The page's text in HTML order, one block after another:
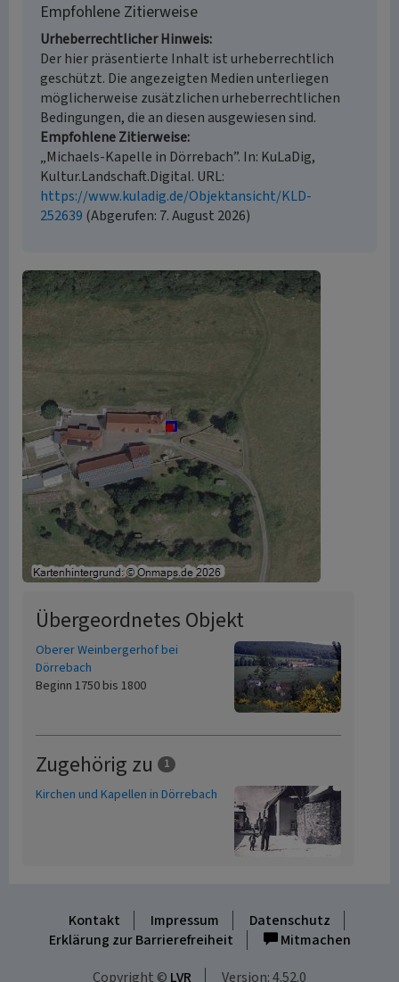
Empfohlene Zitierweise
Urheberrechtlicher Hinweis
Der hier präsentierte Inhalt ist urheberrechtlich
geschützt. Die angezeigten Medien unterliegen
möglicherweise zusätzlichen urheberrechtlichen
Bedingungen, die an diesen ausgewiesen sind.
Empfohlene Zitierweise
„Michaels-Kapelle in Dörrebach”. In: KuLaDig,
Kultur.Landschaft.Digital. URL:
https://www.kuladig.de/Objektansicht/KLD-
252639 (Abgerufen: 7. August 2026)
Übergeordnetes Objekt
Oberer Weinbergerhof bei
Dörrebach
Beginn 1750 bis 1800
Zugehörig zu 1
Kirchen und Kapellen in Dörrebach
Kontakt Impressum
Datenschutz
Erklärung zur Barrierefreiheit
Mitmachen
Copyright © LVR Version: 4.52.0